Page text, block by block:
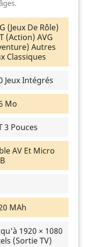
(Jeux De Rôle)
(Action) AVG
Autres
Classiques
Jeux Intégrés
Mo
3 Pouces
AV Et Micro
MAh
1920 × 1080
(sortie TV)